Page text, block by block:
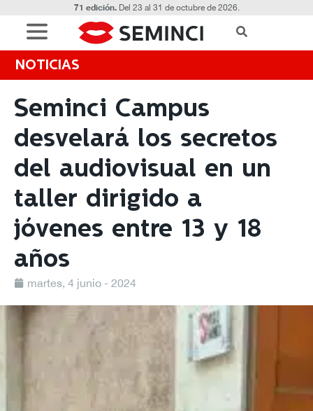
71 edición.Del 23 al 31 de octubre de 2026.
NOTICIAS
Seminci Campus
desvelará los secretos
del audiovisual en un
taller dirigido a
jóvenes entre 13 y 18
años
martes, 4 junio - 2024